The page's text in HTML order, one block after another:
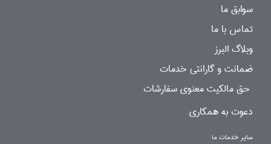
سوابق ما
تماس با ما
وبلاگ البرز
ضمانت و گارانتی خدمات
حق مالکیت معنوی سفارشات
دعوت به همکاری
سایر خدمات ما